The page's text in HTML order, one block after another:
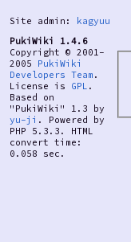
Site admin: kagyuu
PukiWiki 1.4.6
Copyright © 2001-
2005 PukiWiki
Developers Team .
License is GPL .
Based on
"PukiWiki" 1.3 by
yu-ji . Powered by
PHP 5.3.3. HTML
convert time:
0.058 sec.